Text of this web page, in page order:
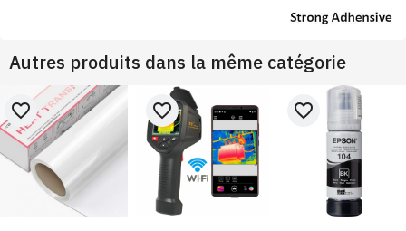
Autres produits dans la même catégorie
favorite_border favorite_border favorite_border